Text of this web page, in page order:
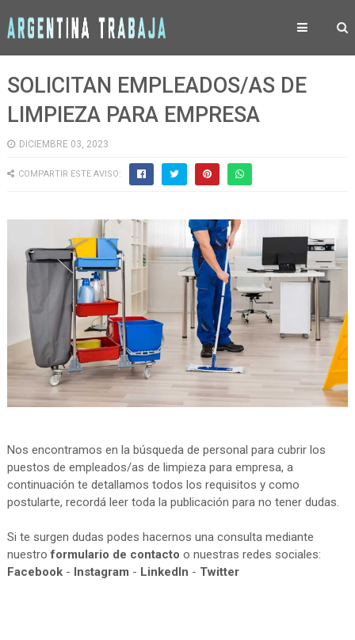
SOLICITAN EMPLEADOS/AS DE
LIMPIEZA PARA EMPRESA
DICIEMBRE 03, 2023
COMPARTIR ESTE AVISO:
Nos encontramos en la búsqueda de personal para cubrir los
puestos de empleados/as de limpieza para empresa, a
continuación te detallamos todos los requisitos y como
postularte, recordá leer toda la publicación para no tener dudas.
Si te surgen dudas podes hacernos una consulta mediante
nuestroformulario de contacto o nuestras redes sociales:
Facebook- Instagram - LinkedIn - Twitter